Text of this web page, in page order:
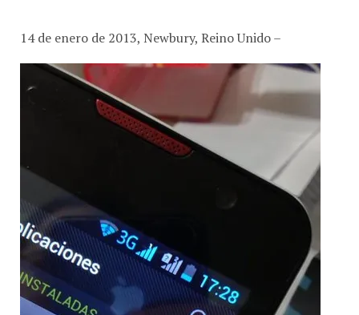
14 de enero de 2013, Newbury, Reino Unido –